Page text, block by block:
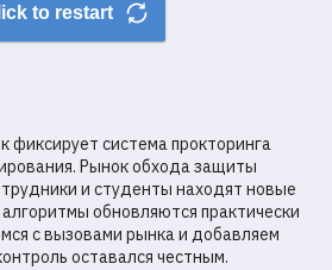
фиксирует система прокторинга
Рынок обхода защиты
и студенты находят новые
обновляются практически
с вызовами рынка и добавляем
оставался честным.
Читать статью →
Системы прокторинга стали
неотъемлемой частью